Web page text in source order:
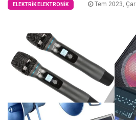
ELEKTRIK ELEKTRONIK Tem 2023, Çar